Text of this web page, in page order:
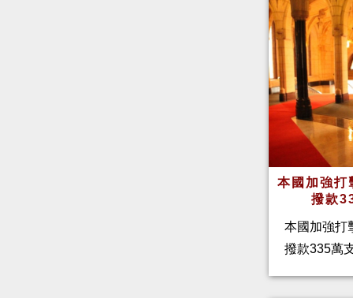
本國加強打
撥款
本國加強打
撥款335萬